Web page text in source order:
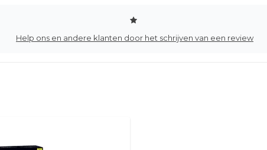
Help ons en andere klanten door het schrijven van een review